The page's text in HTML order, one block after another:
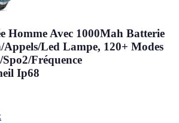
Homme Avec 1000Mah Batterie
Led Lampe, 120+ Modes
Fréquence
Ip68